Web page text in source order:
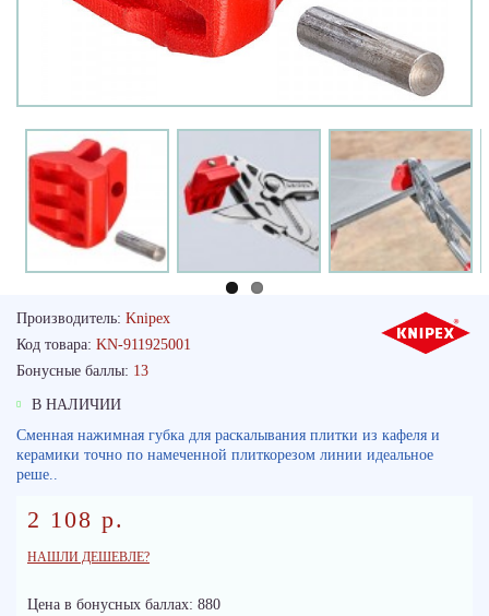
Производитель: Knipex
Код товара: KN-911925001
Бонусные баллы: 13
В НАЛИЧИИ
Сменная нажимная губка для раскалывания плитки из кафеля и
керамики точно по намеченной плиткорезом линии идеальное
реше..
2 108 р.
НАШЛИ ДЕШЕВЛЕ?
Цена в бонусных баллах: 880